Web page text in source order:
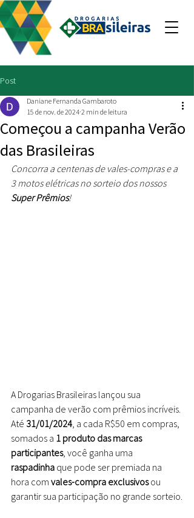
Post
Começou a campanha Verão
das Brasileiras
Daniane Fernanda Gambaroto
15 de nov. de 2024 2 min de leitura
Concorra a centenas de vales-compras e a
3 motos elétricas no sorteio dos nossos
Super Prêmios!
A Drogarias Brasileiras lançou sua
campanha de verão com prêmios incríveis.
Até 31/01/2024 , a cada R$50 em compras,
somados a 1 produto das marcas
participantes, você ganha uma
raspadinha que pode ser premiada na
hora com vales-compra exclusivos ou
garantir sua participação no grande sorteio.